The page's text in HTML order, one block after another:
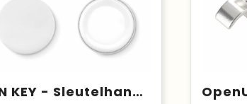
PIN KEY - Sleutelhanger, metaal